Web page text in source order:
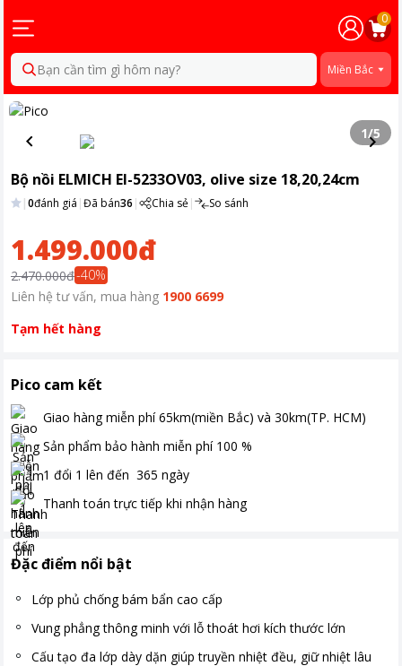
0
Bạn cần tìm gì hôm nay? Miền Bắc
1/5
Bộ nồi ELMICH El-5233OV03, olive size 18,20,24cm
|0đánh giá |Đã bán36 | Chia sẻ| So sánh
1.499.000đ
2.470.000đ-40%
Liên hệ tư vấn, mua hàng 1900 6699
Tạm hết hàng
Pico cam kết
Giao hàng miễn phí 65km(miền Bắc) và 30km(TP. HCM)
Sản phẩm bảo hành miễn phí 100 %
1 đổi 1 lên đến 365 ngày
Thanh toán trực tiếp khi nhận hàng
Đặc điểm nổi bật
Lớp phủ chống bám bẩn cao cấp
Vung phẳng thông minh với lỗ thoát hơi kích thước lớn
Cấu tạo đa lớp dày dặn giúp truyền nhiệt đều, giữ nhiệt lâu